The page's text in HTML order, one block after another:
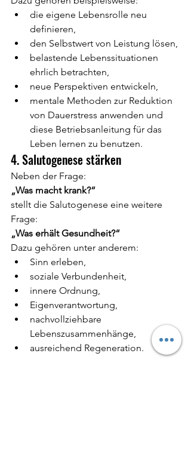
die eigene Lebensrolle neu
definieren,
den Selbstwert von Leistung lösen,
belastende Lebenssituationen
ehrlich betrachten,
neue Perspektiven entwickeln,
mentale Methoden zur Reduktion
von Dauerstress anwenden und
diese Betriebsanleitung für das
Leben lernen zu benutzen.
4. Salutogenese stärken
Neben der Frage:
„Was macht krank?“
stellt die Salutogenese eine weitere
Frage:
„Was erhält Gesundheit?“
Dazu gehören unter anderem:
Sinn erleben,
soziale Verbundenheit,
innere Ordnung,
Eigenverantwortung,
nachvollziehbare
Lebenszusammenhänge,
ausreichend Regeneration.